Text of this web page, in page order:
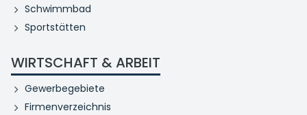
Schwimmbad
Sportstätten
WIRTSCHAFT & ARBEIT
Gewerbegebiete
Firmenverzeichnis